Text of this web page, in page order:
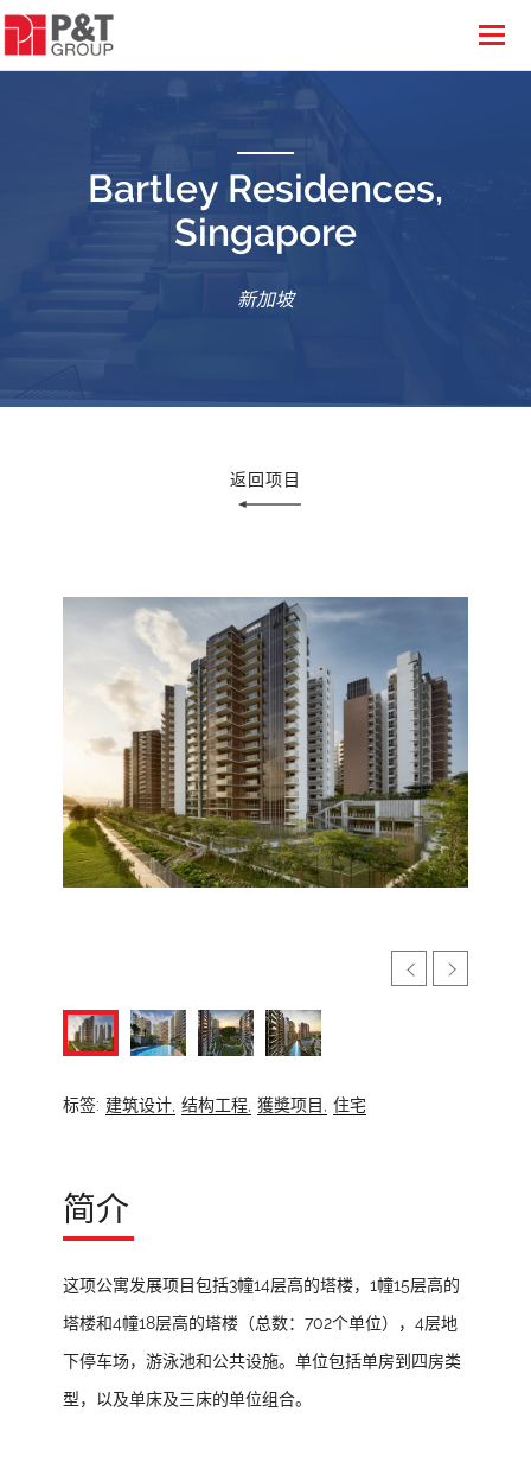
Bartley Residences,
Singapore
新加坡
返回项目
标签: 建筑设计, 结构工程, 獲奬项目, 住宅
简介
这项公寓发展项目包括3幢14层高的塔楼，1幢15层高的
塔楼和4幢18层高的塔楼（总数：702个单位），4层地
下停车场，游泳池和公共设施。单位包括单房到四房类
型，以及单床及三床的单位组合。